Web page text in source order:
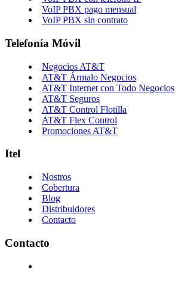
VoIP PBX pago mensual
VoIP PBX sin contrato
Telefonía Móvil
Negocios AT&T
AT&T Ármalo Negocios
AT&T Internet con Todo Negocios
AT&T Seguros
AT&T Control Flotilla
AT&T Flex Control
Promociones AT&T
Itel
Nostros
Cobertura
Blog
Distribuidores
Contacto
Contacto